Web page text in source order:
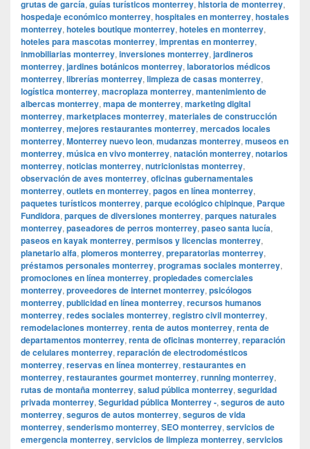
grutas de garcía, guías turísticos monterrey, historia de monterrey,
hospedaje económico monterrey, hospitales en monterrey, hostales
monterrey, hoteles boutique monterrey, hoteles en monterrey,
hoteles para mascotas monterrey, imprentas en monterrey,
inmobiliarias monterrey, inversiones monterrey, jardineros
monterrey, jardines botánicos monterrey, laboratorios médicos
monterrey, librerías monterrey, limpieza de casas monterrey,
logística monterrey, macroplaza monterrey, mantenimiento de
albercas monterrey, mapa de monterrey, marketing digital
monterrey, marketplaces monterrey, materiales de construcción
monterrey, mejores restaurantes monterrey, mercados locales
monterrey, Monterrey nuevo leon, mudanzas monterrey, museos en
monterrey, música en vivo monterrey, natación monterrey, notarios
monterrey, noticias monterrey, nutricionistas monterrey,
observación de aves monterrey, oficinas gubernamentales
monterrey, outlets en monterrey, pagos en línea monterrey,
paquetes turísticos monterrey, parque ecológico chipinque, Parque
Fundidora, parques de diversiones monterrey, parques naturales
monterrey, paseadores de perros monterrey, paseo santa lucía,
paseos en kayak monterrey, permisos y licencias monterrey,
planetario alfa, plomeros monterrey, preparatorias monterrey,
préstamos personales monterrey, programas sociales monterrey,
promociones en línea monterrey, propiedades comerciales
monterrey, proveedores de internet monterrey, psicólogos
monterrey, publicidad en línea monterrey, recursos humanos
monterrey, redes sociales monterrey, registro civil monterrey,
remodelaciones monterrey, renta de autos monterrey, renta de
departamentos monterrey, renta de oficinas monterrey, reparación
de celulares monterrey, reparación de electrodomésticos
monterrey, reservas en línea monterrey, restaurantes en
monterrey, restaurantes gourmet monterrey, running monterrey,
rutas de montaña monterrey, salud pública monterrey, seguridad
privada monterrey, Seguridad pública Monterrey -, seguros de auto
monterrey, seguros de autos monterrey, seguros de vida
monterrey, senderismo monterrey, SEO monterrey, servicios de
emergencia monterrey, servicios de limpieza monterrey, servicios